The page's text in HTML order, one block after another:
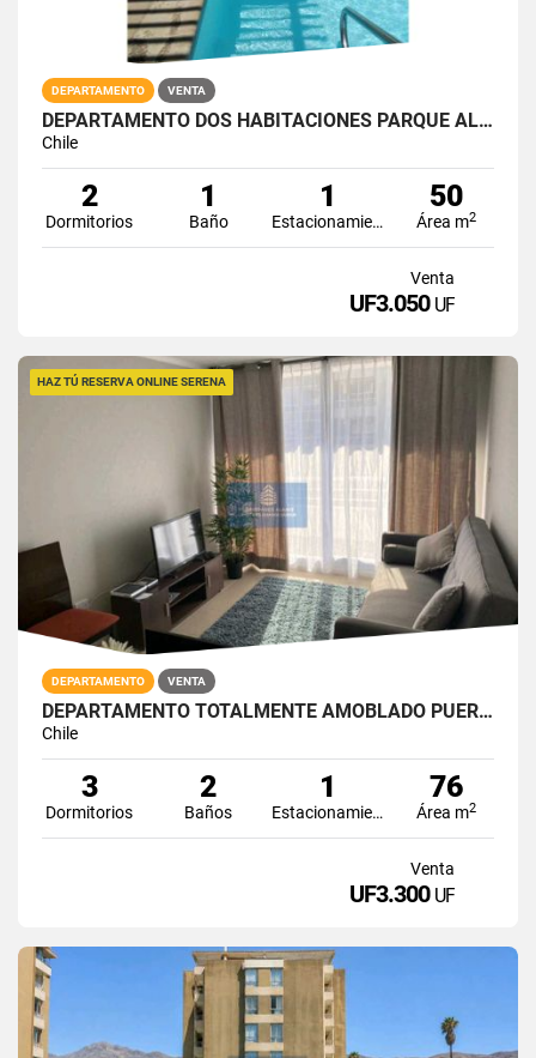
DEPARTAMENTO VENTA
DEPARTAMENTO DOS HABITACIONES PARQUE ALAMEDA
Chile
2
Dormitorios
1
Baño
1
Estacionamiento
50
Área m2
Venta
UF3.050 UF
HAZ TÚ RESERVA ONLINE SERENA
DEPARTAMENTO VENTA
DEPARTAMENTO TOTALMENTE AMOBLADO PUERTAS DEL MAR LA SERENA
Chile
3
Dormitorios
2
Baños
1
Estacionamiento
76
Área m2
Venta
UF3.300 UF